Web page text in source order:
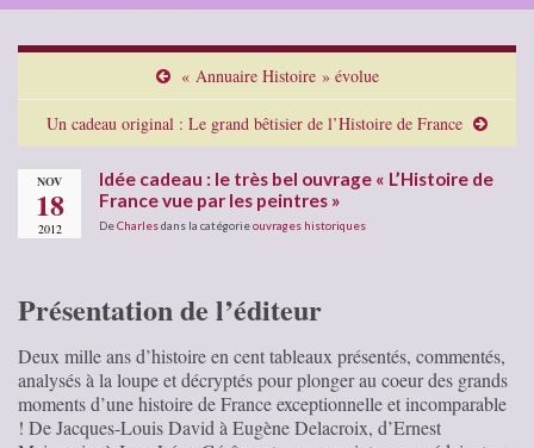
« Annuaire Histoire » évolue
Un cadeau original : Le grand bêtisier de l’Histoire de France
NOV
18
2012
Idée cadeau : le très bel ouvrage « L’Histoire de
France vue par les peintres »
DeCharlesdans la catégorieouvrages historiques
Présentation de l’éditeur
Deux mille ans d’histoire en cent tableaux présentés, commentés,
analysés à la loupe et décryptés pour plonger au coeur des grands
moments d’une histoire de France exceptionnelle et incomparable
! De Jacques-Louis David à Eugène Delacroix, d’Ernest